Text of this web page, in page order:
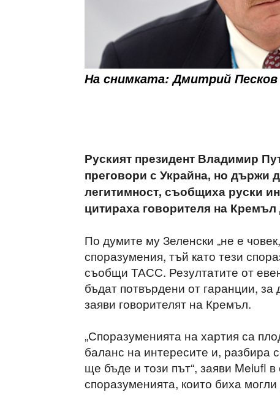
На снимката: Дмитрий Песков
Руският президент Владимир
преговори с Украйна, но държи
легитимност, съобщиха руски
цитираха говорителя на
По думите му Зеленски „не е
споразумения, тъй като тези
съобщи ТАСС. Резултатите от
бъдат потвърдени от гаранции, за
заяви говорителят на Кремъл.
„Споразуменията на хартия са
баланс на интересите и, разбира
ще бъде и този път“, заяви Meiufl
споразуменията, които биха